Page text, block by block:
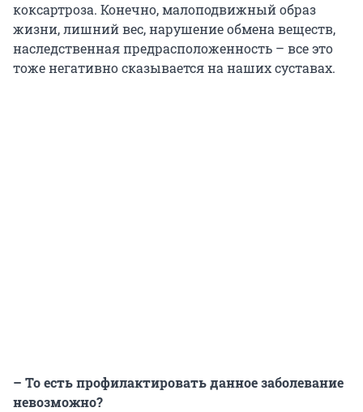
коксартроза. Конечно, малоподвижный образ
жизни, лишний вес, нарушение обмена веществ,
наследственная предрасположенность – все это
тоже негативно сказывается на наших суставах.
– То есть профилактировать данное заболевание
невозможно?